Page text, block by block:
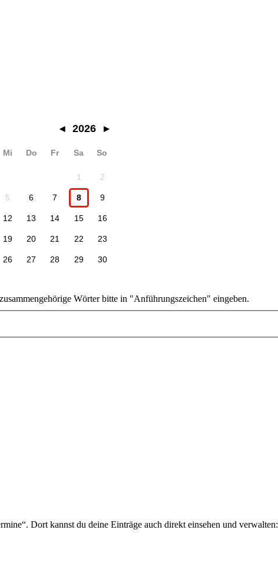
◂ 2026 ▸
Mi Do Fr Sa So
1 2
5 6 7 8 9
12 13 14 15 16
19 20 21 22 23
26 27 28 29 30
Wörter bitte in "Anführungszeichen" eingeben.
Dort kannst du deine Einträge auch direkt einsehen und verwalten: